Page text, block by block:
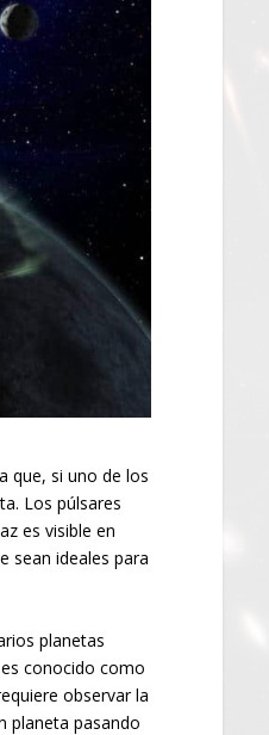
que, si uno de los
Los púlsares
es visible en
sean ideales para
planetas
conocido como
observar la
planeta pasando